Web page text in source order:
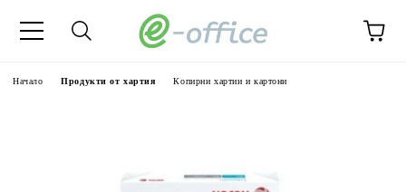
Начало Продукти от хартия Копирни хартии и картони